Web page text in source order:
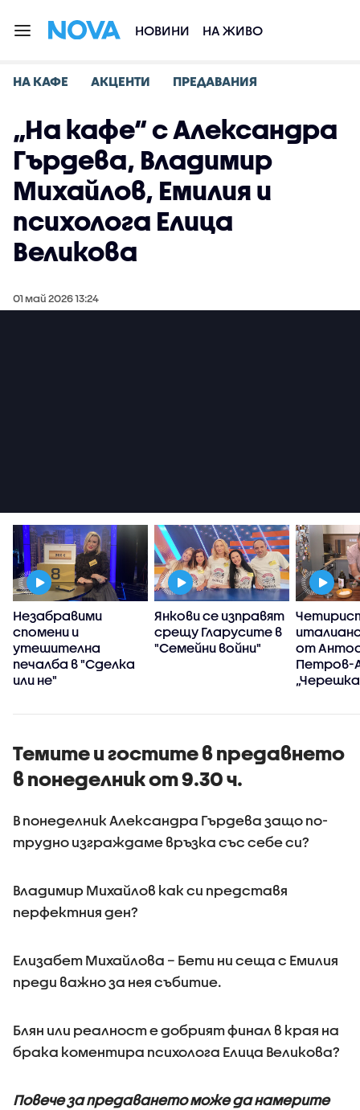
НОВИНИ НА ЖИВО
НА КАФЕ АКЦЕНТИ ПРЕДАВАНИЯ
„На кафе“ с Александра
Гърдева, Владимир
Михайлов, Емилия и
психолога Елица
Великова
01 май 2026 13:24
Незабравими
спомени и
утешителна
печалба в "Сделка
или не"
Янкови се изправят
срещу Гларусите в
"Семейни войни"
от
Петров-
Темите и гостите в предавнето
в понеделник от 9.30 ч.
В понеделник Александра Гърдева защо по-
трудно изграждаме връзка със себе си?
Владимир Михайлов как си представя
перфектния ден?
Елизабет Михайлова – Бети ни сеща с Емилия
преди важно за нея събитие.
Блян или реалност е добрият финал в края на
брака коментира психолога Елица Великова?
Повече за предаването може да намерите